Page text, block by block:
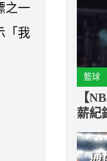
之一
「我
籃球
【
薪紀
簽下
額延